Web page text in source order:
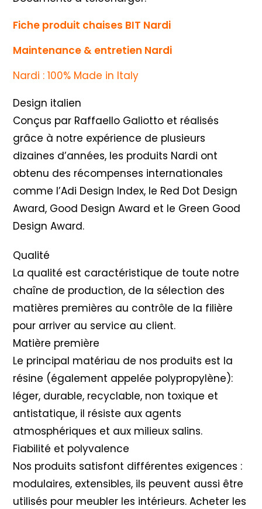
Fiche produit chaises BIT Nardi
Maintenance & entretien Nardi
Nardi : 100% Made in Italy
Design italien
Conçus par Raffaello Galiotto et réalisés
grâce à notre expérience de plusieurs
dizaines d’années, les produits Nardi ont
obtenu des récompenses internationales
comme l’Adi Design Index, le Red Dot Design
Award, Good Design Award et le Green Good
Design Award.
Qualité
La qualité est caractéristique de toute notre
chaîne de production, de la sélection des
matières premières au contrôle de la filière
pour arriver au service au client.
Matière première
Le principal matériau de nos produits est la
résine (également appelée polypropylène):
léger, durable, recyclable, non toxique et
antistatique, il résiste aux agents
atmosphériques et aux milieux salins.
Fiabilité et polyvalence
Nos produits satisfont différentes exigences :
modulaires, extensibles, ils peuvent aussi être
utilisés pour meubler les intérieurs. Acheter les